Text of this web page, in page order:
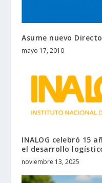
Asume nuevo
mayo 17, 2010
INALOG celebró 15
el desarrollo
noviembre 13, 2025